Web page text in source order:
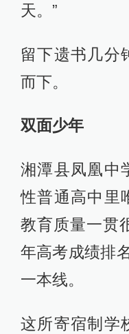
天。”
留下遗书几分
而下。
双面少年
湘潭县凤凰中
性普通高中里
教育质量一贯
年高考成绩排
一本线。
这所寄宿制学